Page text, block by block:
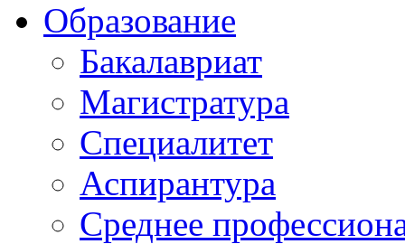
Образование
Бакалавриат
Магистратура
Специалитет
Аспирантура
Среднее